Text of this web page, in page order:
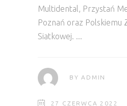
Multidental, Przystań
Poznań oraz Polskiemu
Siatkowej.
BYADMIN
27 CZERWCA 2022